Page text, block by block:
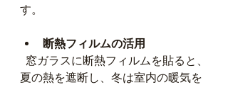
す。
断熱フィルムの活用
夏の熱を遮断し、冬は室内の暖気を